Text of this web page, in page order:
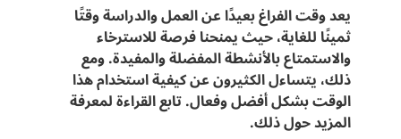
يعد وقت الفراغ بعيدًا عن العمل والدراسة وقتًا
ثمينًا للغاية، حيث يمنحنا فرصة للاسترخاء
والاستمتاع بالأنشطة المفضلة والمفيدة. ومع
ذلك، يتساءل الكثيرون عن كيفية استخدام هذا
الوقت بشكل أفضل وفعال. تابع القراءة لمعرفة
المزيد حول ذلك.